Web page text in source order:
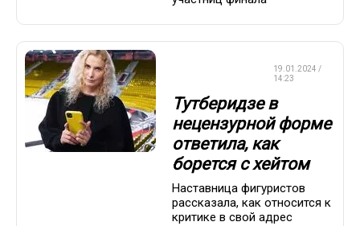
19.01.2024 /
14:23
Тутберидзе в
нецензурной форме
ответила, как
борется с хейтом
Наставница фигуристов
рассказала, как относится к
критике в свой адрес